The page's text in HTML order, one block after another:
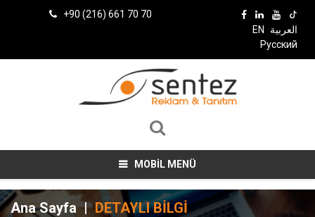
+90 (216) 661 70 70
EN
العربية
Русский
MOBİL MENÜ
Ana Sayfa | DETAYLI BİLGİ